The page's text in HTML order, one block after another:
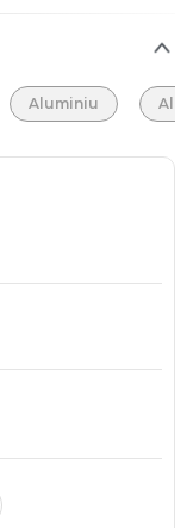
Aluminiu